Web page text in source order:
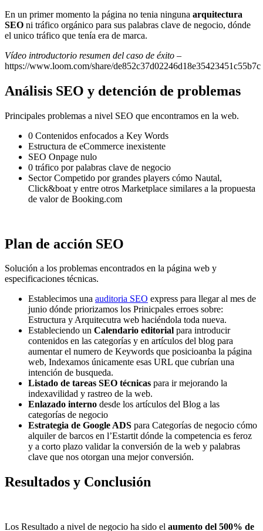
En un primer momento la página no tenia ninguna arquitectura
SEO ni tráfico orgánico para sus palabras clave de negocio, dónde
el unico tráfico que tenía era de marca.
Vídeo introductorio resumen del caso de éxito –
https://www.loom.com/share/de852c37d02246d18e35423451c55b7c
Análisis SEO y detención de problemas
Principales problemas a nivel SEO que encontramos en la web.
0 Contenidos enfocados a Key Words
Estructura de eCommerce inexistente
SEO Onpage nulo
0 tráfico por palabras clave de negocio
Sector Competido por grandes players cómo Nautal,
Click&boat y entre otros Marketplace similares a la propuesta
de valor de Booking.com
Plan de acción SEO
Solución a los problemas encontrados en la página web y
especificaciones técnicas.
Establecimos una auditoria SEO express para llegar al mes de
junio dónde priorizamos los Prinicpales erroes sobre:
Estructura y Arquitecutra web haciéndola toda nueva.
Estableciendo un Calendario editorial para introducir
contenidos en las categorías y en artículos del blog para
aumentar el numero de Keywords que posicioanba la página
web, Indexamos únicamente esas URL que cubrían una
intención de busqueda.
Listado de tareas SEO técnicas para ir mejorando la
indexavilidad y rastreo de la web.
Enlazado interno desde los artículos del Blog a las
categorías de negocio
Estrategia de Google ADS para Categorías de negocio cómo
alquiler de barcos en l’Estartit dónde la competencia es feroz
y a corto plazo validar la conversión de la web y palabras
clave que nos otorgan una mejor conversión.
Resultados y Conclusión
Los Resultado a nivel de negocio ha sido el aumento del 500% de